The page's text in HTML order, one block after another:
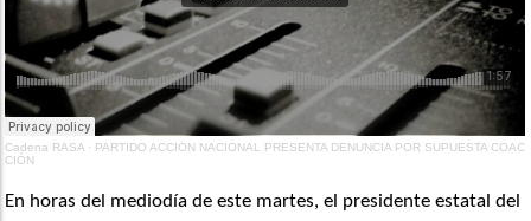
Cadena RASA · PARTIDO ACCIÓN NACIONAL PRESENTA DENUNCIA POR SUPUESTA COAC
CIÓN
En horas del mediodía de este martes, el presidente estatal del